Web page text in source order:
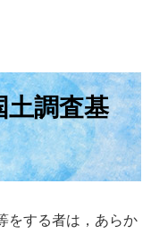
調査基
をする者は，あらか